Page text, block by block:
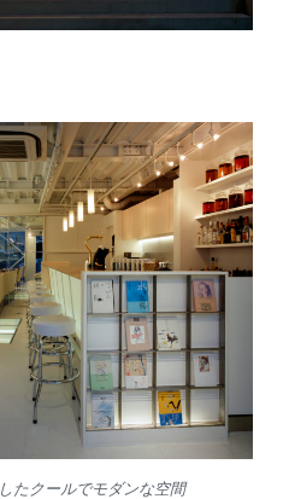
たクールでモダンな空間